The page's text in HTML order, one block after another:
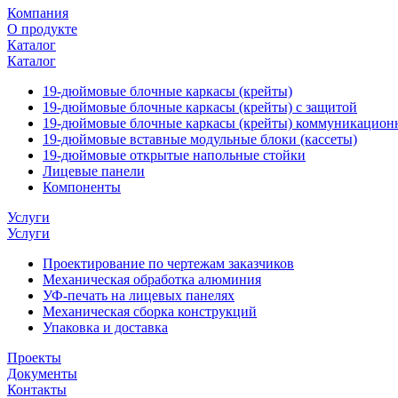
Компания
О продукте
Каталог
Каталог
19-дюймовые блочные каркасы (крейты)
19-дюймовые блочные каркасы (крейты) с защитой
19-дюймовые блочные каркасы (крейты)
19-дюймовые вставные модульные блоки (кассеты)
19-дюймовые открытые напольные стойки
Лицевые панели
Компоненты
Услуги
Услуги
Проектирование по чертежам заказчиков
Механическая обработка алюминия
УФ-печать на лицевых панелях
Механическая сборка конструкций
Упаковка и доставка
Проекты
Документы
Контакты